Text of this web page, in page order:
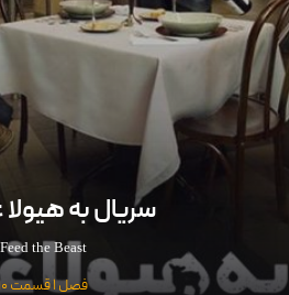
سریال به هیولا
Feed the Beast
فصل 1 قسمت 10